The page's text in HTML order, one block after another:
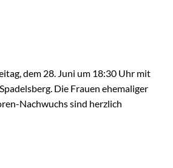
dem 28. Juni um 18:30 Uhr mit
Die Frauen ehemaliger
Nachwuchs sind herzlich